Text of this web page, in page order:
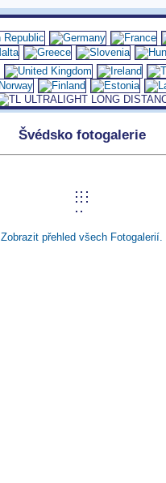
Švédsko fotogalerie
Zobrazit přehled všech Fotogalerií.